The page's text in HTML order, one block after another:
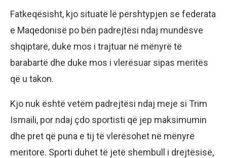
Fatkeqësisht, kjo situatë lë përshtypjen se federata
e Maqedonisë po bën padrejtësi ndaj mundësve
shqiptarë, duke mos i trajtuar në mënyrë të
barabartë dhe duke mos i vlerësuar sipas meritës
që u takon.
Kjo nuk është vetëm padrejtësi ndaj meje si Trim
Ismaili, por ndaj çdo sportisti që jep maksimumin
dhe pret që puna e tij të vlerësohet në mënyrë
meritore. Sporti duhet të jetë shembull i drejtësisë,